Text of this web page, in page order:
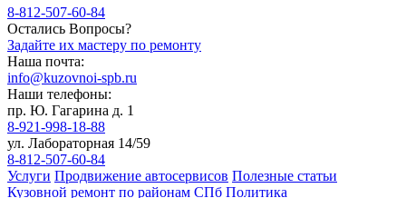
8-812-507-60-84
Остались Вопросы?
Задайте их мастеру по ремонту
Наша почта:
info@kuzovnoi-spb.ru
Наши телефоны:
пр. Ю. Гагарина д. 1
8-921-998-18-88
ул. Лабораторная 14/59
8-812-507-60-84
Услуги Продвижение автосервисов Полезные статьи
Кузовной ремонт по районам СПб Политика